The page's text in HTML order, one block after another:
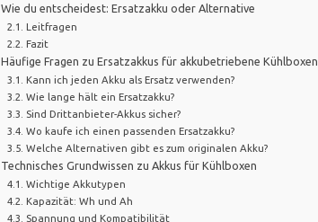
Wie du entscheidest: Ersatzakku oder Alternative
Leitfragen
Fazit
Häufige Fragen zu Ersatzakkus für akkubetriebene Kühlboxen
Kann ich jeden Akku als Ersatz verwenden?
Wie lange hält ein Ersatzakku?
Sind Drittanbieter-Akkus sicher?
Wo kaufe ich einen passenden Ersatzakku?
Welche Alternativen gibt es zum originalen Akku?
Technisches Grundwissen zu Akkus für Kühlboxen
Wichtige Akkutypen
Kapazität: Wh und Ah
Spannung und Kompatibilität